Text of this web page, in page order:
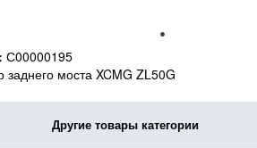
С00000195
заднего моста XCMG ZL50G
Другие товары категории